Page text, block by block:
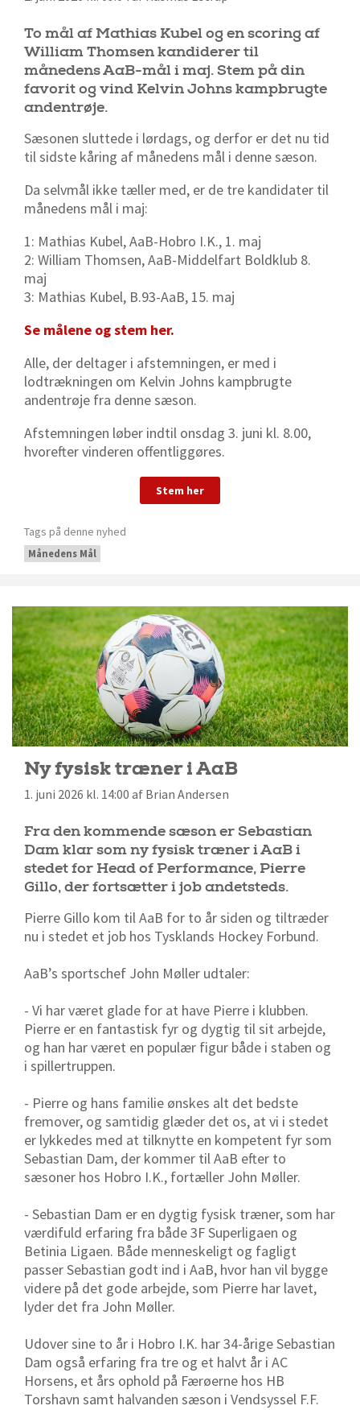
To mål af Mathias Kubel og en scoring af
William Thomsen kandiderer til
månedens AaB-mål i maj. Stem på din
favorit og vind Kelvin Johns kampbrugte
andentrøje.
Sæsonen sluttede i lørdags, og derfor er det nu tid
til sidste kåring af månedens mål i denne sæson.
Da selvmål ikke tæller med, er de tre kandidater til
månedens mål i maj:
1: Mathias Kubel, AaB-Hobro I.K., 1. maj
2: William Thomsen, AaB-Middelfart Boldklub 8.
maj
3: Mathias Kubel, B.93-AaB, 15. maj
Se målene og stem her.
Alle, der deltager i afstemningen, er med i
lodtrækningen om Kelvin Johns kampbrugte
andentrøje fra denne sæson.
Afstemningen løber indtil onsdag 3. juni kl. 8.00,
hvorefter vinderen offentliggøres.
Stem her
Tags på denne nyhed
Månedens Mål
Ny fysisk træner i AaB
1. juni 2026 kl. 14:00 af Brian Andersen
Fra den kommende sæson er Sebastian
Dam klar som ny fysisk træner i AaB i
stedet for Head of Performance, Pierre
Gillo, der fortsætter i job andetsteds.
Pierre Gillo kom til AaB for to år siden og tiltræder
nu i stedet et job hos Tysklands Hockey Forbund.
AaB’s sportschef John Møller udtaler:
- Vi har været glade for at have Pierre i klubben.
Pierre er en fantastisk fyr og dygtig til sit arbejde,
og han har været en populær figur både i staben og
i spillertruppen.
- Pierre og hans familie ønskes alt det bedste
fremover, og samtidig glæder det os, at vi i stedet
er lykkedes med at tilknytte en kompetent fyr som
Sebastian Dam, der kommer til AaB efter to
sæsoner hos Hobro I.K., fortæller John Møller.
- Sebastian Dam er en dygtig fysisk træner, som har
værdifuld erfaring fra både 3F Superligaen og
Betinia Ligaen. Både menneskeligt og fagligt
passer Sebastian godt ind i AaB, hvor han vil bygge
videre på det gode arbejde, som Pierre har lavet,
lyder det fra John Møller.
Udover sine to år i Hobro I.K. har 34-årige Sebastian
Dam også erfaring fra tre og et halvt år i AC
Horsens, et års ophold på Færøerne hos HB
Torshavn samt halvanden sæson i Vendsyssel F.F.